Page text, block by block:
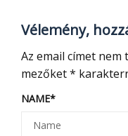
Vélemény,
Az email címet nem
mezőket*
NAME*